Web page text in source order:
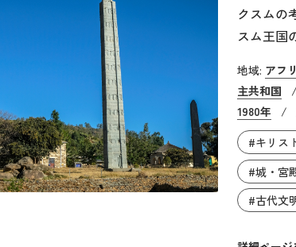
クスムの
スム王国
古く、1
れていま
ンツ帝国
峙しなが
した。し
力が拡大
滅亡した
ず、950
地域: アフ
主共和国
/
1980年
/
#キリス
#城・宮
#古代文